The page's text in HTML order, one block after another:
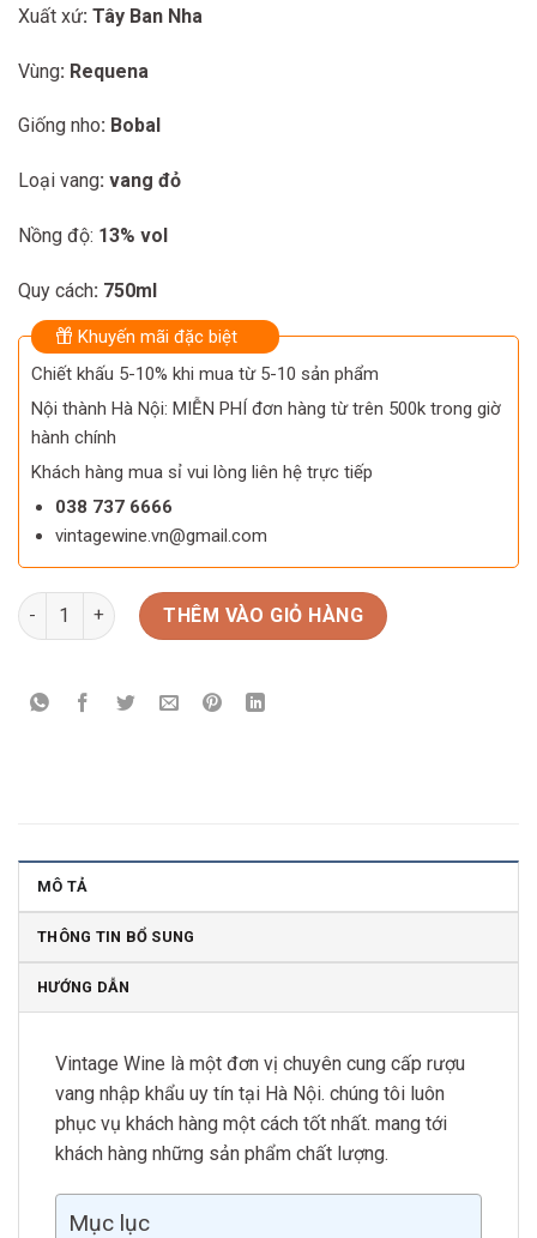
Xuất xứ: Tây Ban Nha
Vùng: Requena
Giống nho: Bobal
Loại vang: vang đỏ
Nồng độ: 13% vol
Quy cách: 750ml
Khuyến mãi đặc biệt
Chiết khấu 5-10% khi mua từ 5-10 sản phẩm
Nội thành Hà Nội: MIỄN PHÍ đơn hàng từ trên 500k trong giờ
hành chính
Khách hàng mua sỉ vui lòng liên hệ trực tiếp
038 737 6666
vintagewine.vn@gmail.com
Rượu Vang Tây Ban Nha Bobos Finca Casa La Borracha số
THÊM VÀO GIỎ HÀNG
MÔ TẢ
THÔNG TIN BỔ SUNG
HƯỚNG DẪN
Vintage Wine là một đơn vị chuyên cung cấp rượu
vang nhập khẩu uy tín tại Hà Nội. chúng tôi luôn
phục vụ khách hàng một cách tốt nhất. mang tới
khách hàng những sản phẩm chất lượng.
Mục lục